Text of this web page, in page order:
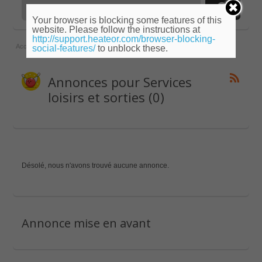
Accueil » Franche-comté » Doubs » Services loisirs et sorties
Annonces pour Services
loisirs et sorties (0)
Désolé, nous n'avons trouvé aucune annonce.
Annonce mise en avant
Your browser is blocking some features of this
website. Please follow the instructions at
http://support.heateor.com/browser-blocking-
social-features/to unblock these.